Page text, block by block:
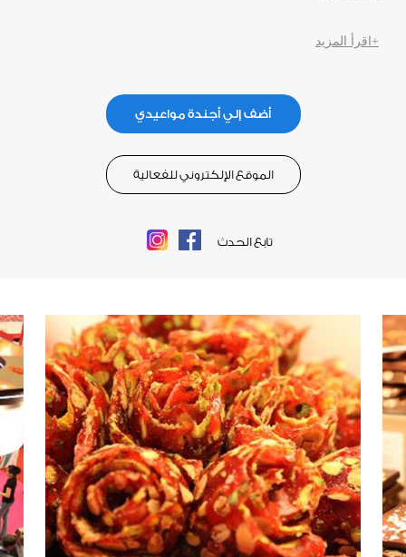
+اقرأ المزيد
أضف إلي أجندة مواعيدي
الموقع الإلكتروني للفعالية
تابع الحدث Facebook
Instagram